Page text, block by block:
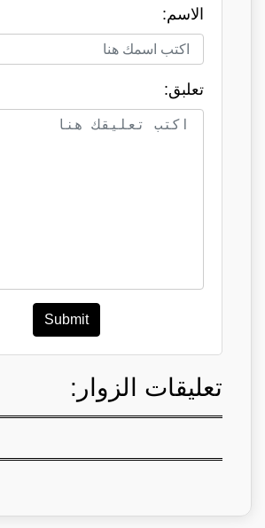
الاسم:
تعلبق:
Submit
تعليقات الزوار: